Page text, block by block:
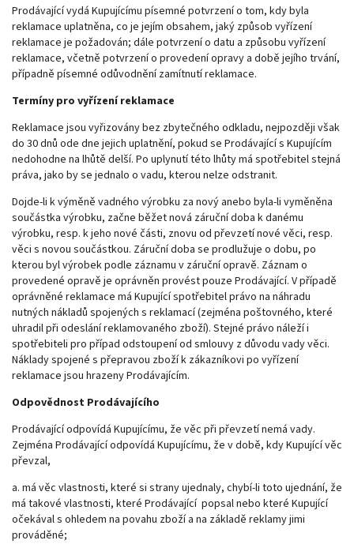
Prodávající vydá Kupujícímu písemné potvrzení o tom, kdy byla
reklamace uplatněna, co je jejím obsahem, jaký způsob vyřízení
reklamace je požadován; dále potvrzení o datu a způsobu vyřízení
reklamace, včetně potvrzení o provedení opravy a době jejího trvání,
případně písemné odůvodnění zamítnutí reklamace.
Termíny pro vyřízení reklamace
Reklamace jsou vyřizovány bez zbytečného odkladu, nejpozději však
do 30 dnů ode dne jejich uplatnění, pokud se Prodávající s Kupujícím
nedohodne na lhůtě delší. Po uplynutí této lhůty má spotřebitel stejná
práva, jako by se jednalo o vadu, kterou nelze odstranit.
Dojde-li k výměně vadného výrobku za nový anebo byla-li vyměněna
součástka výrobku, začne běžet nová záruční doba k danému
výrobku, resp. k jeho nové části, znovu od převzetí nové věci, resp.
věci s novou součástkou. Záruční doba se prodlužuje o dobu, po
kterou byl výrobek podle záznamu v záruční opravě. Záznam o
provedené opravě je oprávněn provést pouze Prodávající. V případě
oprávněné reklamace má Kupující spotřebitel právo na náhradu
nutných nákladů spojených s reklamací (zejména poštovného, které
uhradil při odeslání reklamovaného zboží). Stejné právo náleží i
spotřebiteli pro případ odstoupení od smlouvy z důvodu vady věci.
Náklady spojené s přepravou zboží k zákazníkovi po vyřízení
reklamace jsou hrazeny Prodávajícím.
Odpovědnost Prodávajícího
Prodávající odpovídá Kupujícímu, že věc při převzetí nemá vady.
Zejména Prodávající odpovídá Kupujícímu, že v době, kdy Kupující věc
převzal,
a. má věc vlastnosti, které si strany ujednaly, chybí-li toto ujednání, že
má takové vlastnosti, které Prodávající popsal nebo které Kupující
očekával s ohledem na povahu zboží a na základě reklamy jimi
prováděné;